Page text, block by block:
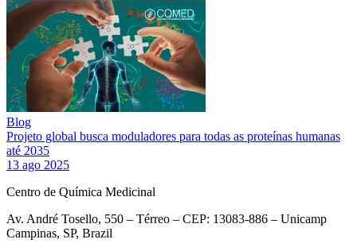
Blog
Projeto global busca moduladores para todas as proteínas humanas
até 2035
13 ago 2025
Centro de Química Medicinal
Av. André Tosello, 550 – Térreo – CEP: 13083-886 – Unicamp
Campinas, SP, Brazil